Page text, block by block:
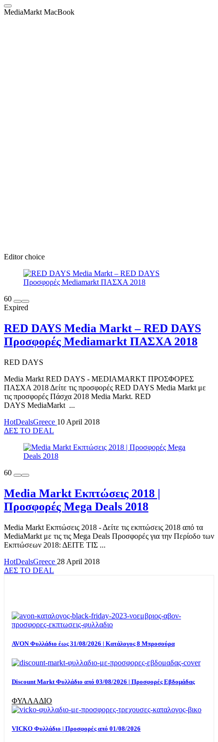
MediaMarkt MacBook
Editor choice
60
Expired
RED DAYS Media Markt – RED DAYS
Προσφορές Mediamarkt ΠΑΣΧΑ 2018
RED DAYS
Media Markt RED DAYS - MEDIAMARKT ΠΡΟΣΦΟΡΕΣ
ΠΑΣΧΑ 2018 Δείτε τις προσφορές RED DAYS Media Markt με
τις προσφορές Πάσχα 2018 Media Markt. RED
DAYS MediaMarkt ...
HotDealsGreece 10 April 2018
ΔΕΣ ΤΟ DEAL
60
Media Markt Εκπτώσεις 2018 |
Προσφορές Mega Deals 2018
Media Markt Εκπτώσεις 2018 - Δείτε τις εκπτώσεις 2018 από τα
MediaMarkt με τις τις Mega Deals Προσφορές για την Περίοδο των
Εκπτώσεων 2018: ΔΕΙΤΕ ΤΙΣ ...
HotDealsGreece 28 April 2018
ΔΕΣ ΤΟ DEAL
AVON Φυλλάδιο έως 31/08/2026 | Κατάλογος 8 Μπροσούρα
Discount Markt Φυλλάδιο από 03/08/2026 | Προσφορές Εβδομάδας
ΦΥΛΛΑΔΙΟ
VICKO Φυλλάδιο | Προσφορές από 01/08/2026